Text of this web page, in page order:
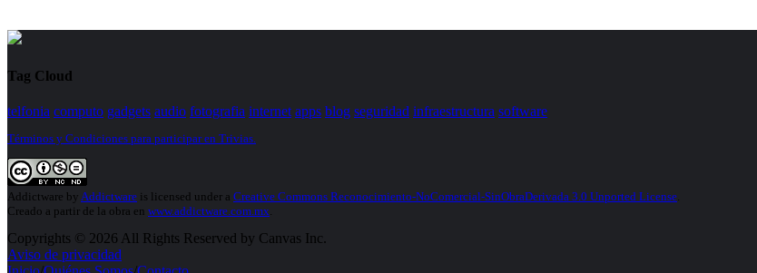
Tag Cloud
telfonia computo gadgets audio fotografia internet apps blog seguridad infraestructura software
Términos y Condiciones para participar en Trivias.
Addictware by Addictware is licensed under a Creative Commons Reconocimiento-NoComercial-SinObraDerivada 3.0 Unported License
Creado a partir de la obra en www.addictware.com.mx
Copyrights © 2026 All Rights Reserved by Canvas Inc.
Aviso de privacidad